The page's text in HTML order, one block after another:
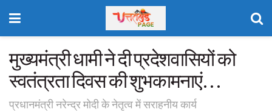
मुख्यमंत्री धामी ने दी प्रदेशवासियों को
स्वतंत्रता दिवस की शुभकामनाएं…
प्रधानमंत्री नरेन्द्र मोदी के नेतृत्व में सराहनीय कार्य